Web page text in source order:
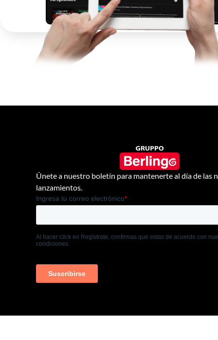
Únete a nuestro boletín para mantenerte al día de las
lanzamientos.